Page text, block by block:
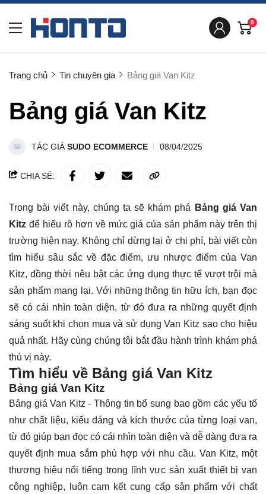
0
Trang chủ Tin chuyên gia Bảng giá Van Kitz
Bảng giá Van Kitz
TÁC GIẢ SUDO ECOMMERCE 08/04/2025
CHIA SẺ:
Trong bài viết này, chúng ta sẽ khám phá
Bảng giá Van
Kitz để hiểu rõ hơn về mức giá của sản phẩm này trên thị
trường hiện nay. Không chỉ dừng lại ở chi phí, bài viết còn
tìm hiểu sâu sắc về đặc điểm, ưu nhược điểm của Van
Kitz, đồng thời nêu bật các ứng dụng thực tế vượt trội mà
sản phẩm mang lại. Với những thông tin hữu ích, bạn đọc
sẽ có cái nhìn toàn diện, từ đó đưa ra những quyết định
sáng suốt khi chọn mua và sử dụng Van Kitz sao cho hiệu
quả nhất. Hãy cùng chúng tôi bắt đầu hành trình khám phá
thú vị này.
Tìm hiểu về Bảng giá Van Kitz
Bảng giá Van Kitz
Bảng giáVan Kitz - Thông tin bổ sung bao gồm các yếu tố
như chất liệu, kiểu dáng và kích thước của từng loại van,
từ đó giúp bạn đọc có cái nhìn toàn diện và dễ dàng đưa ra
quyết định mua sắm phù hợp với nhu cầu. Van Kitz, một
thương hiệu nổi tiếng trong lĩnh vực sản xuất thiết bị van
công nghiệp, luôn cam kết cung cấp sản phẩm với chất